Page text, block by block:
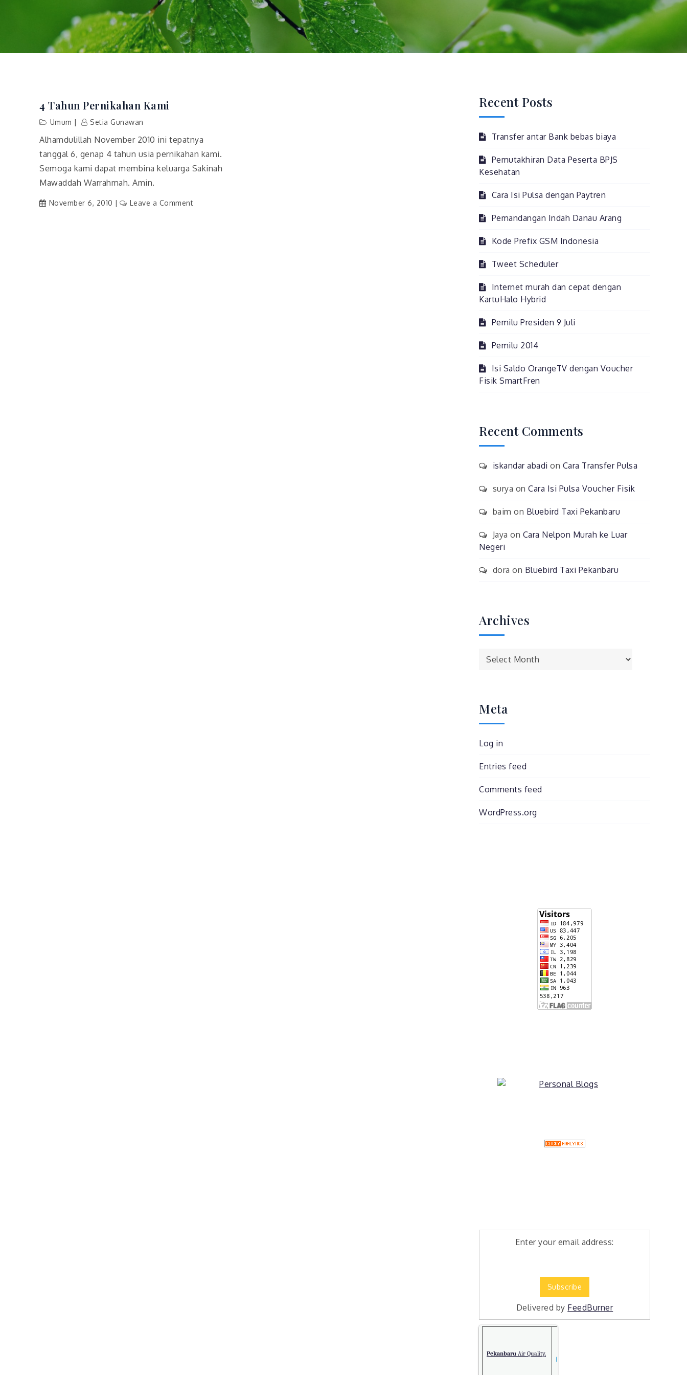
4 Tahun Pernikahan Kami
Umum Setia Gunawan
Alhamdulillah November 2010 ini tepatnya
tanggal 6, genap 4 tahun usia pernikahan kami.
Semoga kami dapat membina keluarga Sakinah
Mawaddah Warrahmah. Amin.
November 6, 2010 Leave a Commenton
Recent Posts
Transfer antar Bank bebas biaya
Pemutakhiran Data Peserta BPJS
Kesehatan
Cara Isi Pulsa dengan Paytren
Pemandangan Indah Danau Arang
Kode Prefix GSM Indonesia
Tweet Scheduler
Internet murah dan cepat dengan
KartuHalo Hybrid
Pemilu Presiden 9 Juli
Pemilu 2014
Isi Saldo OrangeTV dengan Voucher
Fisik SmartFren
Recent Comments
iskandar abadi on Cara Transfer Pulsa
surya on Cara Isi Pulsa Voucher Fisik
baim on Bluebird Taxi Pekanbaru
Jaya on Cara Nelpon Murah ke Luar
Negeri
dora on Bluebird Taxi Pekanbaru
Archives
Archives
Meta
Log in
Entries feed
Comments feed
WordPress.org
Enter your email address:
Delivered by FeedBurner
Pekanbaru Air Quality.